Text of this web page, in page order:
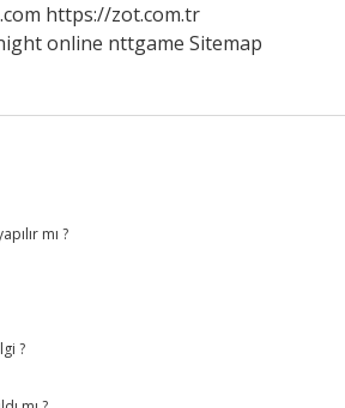
https://zot.com.tr
online nttgame Sitemap
mı ?
?